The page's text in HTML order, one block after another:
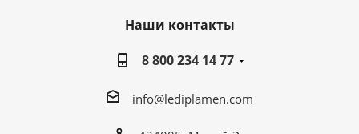
Наши контакты
8 800 234 14 77
info@lediplamen.com